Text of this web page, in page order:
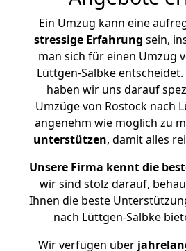
Ein Umzug kann eine
stressige Erfahrung sein,
man sich für einen Umzug
Lüttgen-Salbke
haben wir uns darauf
Umzüge von Rostock nach
angenehm wie möglich zu
unterstützen, damit alles
Unsere Firma kennt die
wir sind stolz darauf,
Ihnen die beste
nach Lüttgen-Salbke
Wir verfügen über